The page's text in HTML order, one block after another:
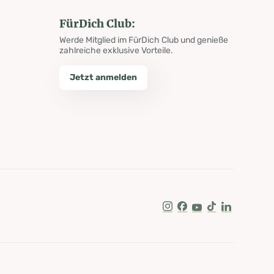
FürDich Club:
Werde Mitglied im FürDich Club und genieße
zahlreiche exklusive Vorteile.
Jetzt anmelden
Instagram
Facebook
Youtube
Tik TokLinkedIn